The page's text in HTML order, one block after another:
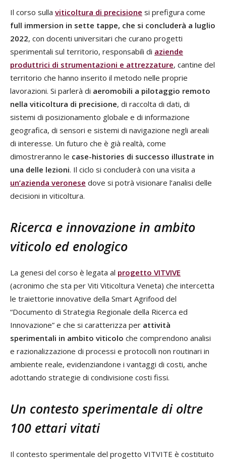
Il corso sulla viticoltura di precisione si prefigura come
full immersion in sette tappe, che si concluderà a luglio
2022, con docenti universitari che curano progetti
sperimentali sul territorio, responsabili di aziende
produttrici di strumentazioni e attrezzature, cantine del
territorio che hanno inserito il metodo nelle proprie
lavorazioni. Si parlerà di aeromobili a pilotaggio remoto
nella viticoltura di precisione, di raccolta di dati, di
sistemi di posizionamento globale e di informazione
geografica, di sensori e sistemi di navigazione negli areali
di interesse. Un futuro che è già realtà, come
dimostreranno le case-histories di successo illustrate in
una delle lezioni. Il ciclo si concluderà con una visita a
un’azienda veronese dove si potrà visionare l’analisi delle
decisioni in viticoltura.
Ricerca e innovazione in ambito
viticolo ed enologico
La genesi del corso è legata al progetto VITVIVE
(acronimo che sta per Viti Viticoltura Veneta) che intercetta
le traiettorie innovative della Smart Agrifood del
“Documento di Strategia Regionale della Ricerca ed
Innovazione” e che si caratterizza per attività
sperimentali in ambito viticolo che comprendono analisi
e razionalizzazione di processi e protocolli non routinari in
ambiente reale, evidenziandone i vantaggi di costi, anche
adottando strategie di condivisione costi fissi.
Un contesto sperimentale di oltre
100 ettari vitati
Il contesto sperimentale del progetto VITVITE è costituito